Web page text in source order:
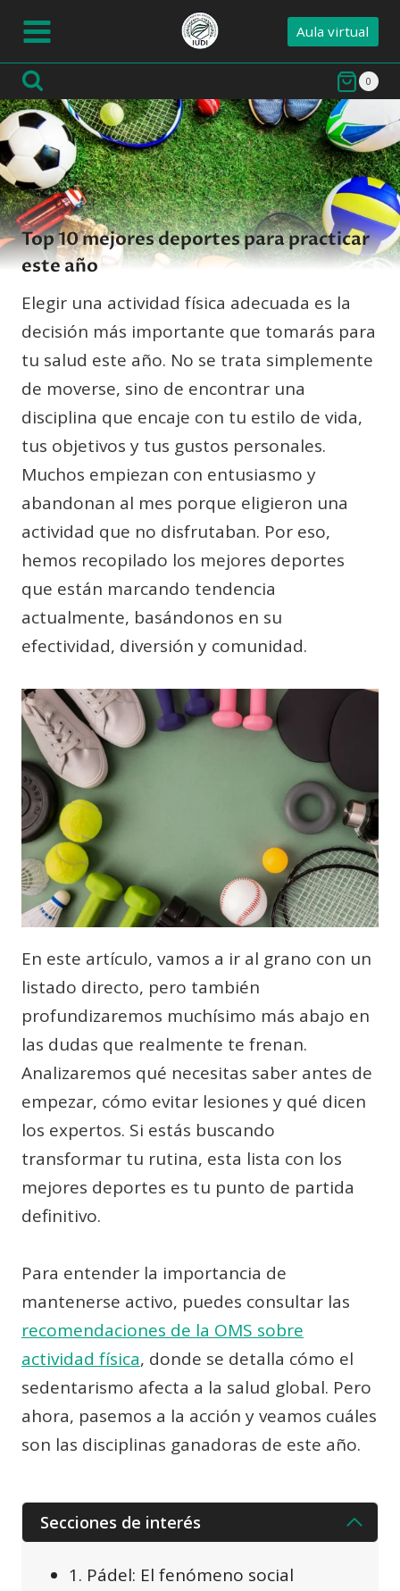
contenido
Aula virtual
0
Top 10 mejores deportes para practicar
este año
Elegir una actividad física adecuada es la
decisión más importante que tomarás para
tu salud este año. No se trata simplemente
de moverse, sino de encontrar una
disciplina que encaje con tu estilo de vida,
tus objetivos y tus gustos personales.
Muchos empiezan con entusiasmo y
abandonan al mes porque eligieron una
actividad que no disfrutaban. Por eso,
hemos recopilado los mejores deportes
que están marcando tendencia
actualmente, basándonos en su
efectividad, diversión y comunidad.
En este artículo, vamos a ir al grano con un
listado directo, pero también
profundizaremos muchísimo más abajo en
las dudas que realmente te frenan.
Analizaremos qué necesitas saber antes de
empezar, cómo evitar lesiones y qué dicen
los expertos. Si estás buscando
transformar tu rutina, esta lista con los
mejores deportes es tu punto de partida
definitivo.
Para entender la importancia de
mantenerse activo, puedes consultar las
recomendaciones de la OMS sobre
actividad física, donde se detalla cómo el
sedentarismo afecta a la salud global. Pero
ahora, pasemos a la acción y veamos cuáles
son las disciplinas ganadoras de este año.
Secciones de interés
1. Pádel: El fenómeno social